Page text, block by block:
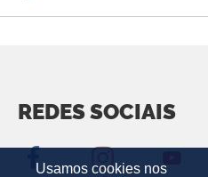
Usamos cookies nos
REDES SOCIAIS